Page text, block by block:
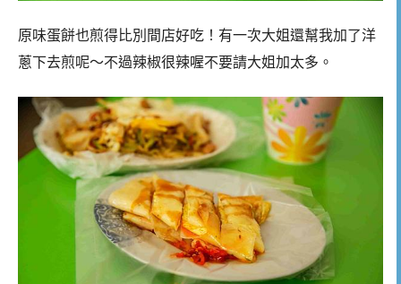
原味蛋餅也煎得比別間店好吃！有一次大姐還幫我加了洋
蔥下去煎呢～不過辣椒很辣喔不要請大姐加太多。